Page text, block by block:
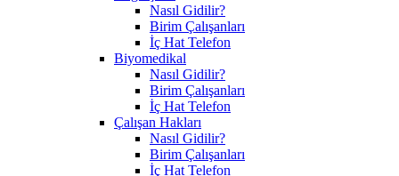
Nasıl Gidilir?
Birim Çalışanları
İç Hat Telefon
Biyomedikal
Nasıl Gidilir?
Birim Çalışanları
İç Hat Telefon
Çalışan Hakları
Nasıl Gidilir?
Birim Çalışanları
İç Hat Telefon